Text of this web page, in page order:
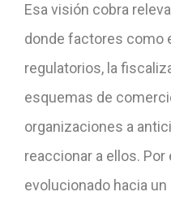
Esa visión cobra
donde factores como
regulatorios, la
esquemas de
organizaciones a
reaccionar a ellos. Por
evolucionado hacia